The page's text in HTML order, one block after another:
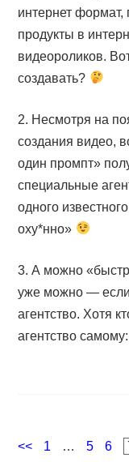
интернет формат,
продукты в
видеороликов.
создавать?
2. Несмотря на
создания видео,
один промпт»
специальные
одного
оху*нно»
3. А можно
уже можно — если
агентство. Хотя
агентство самому:
Навигация
<< Page
1 … Page
5 6